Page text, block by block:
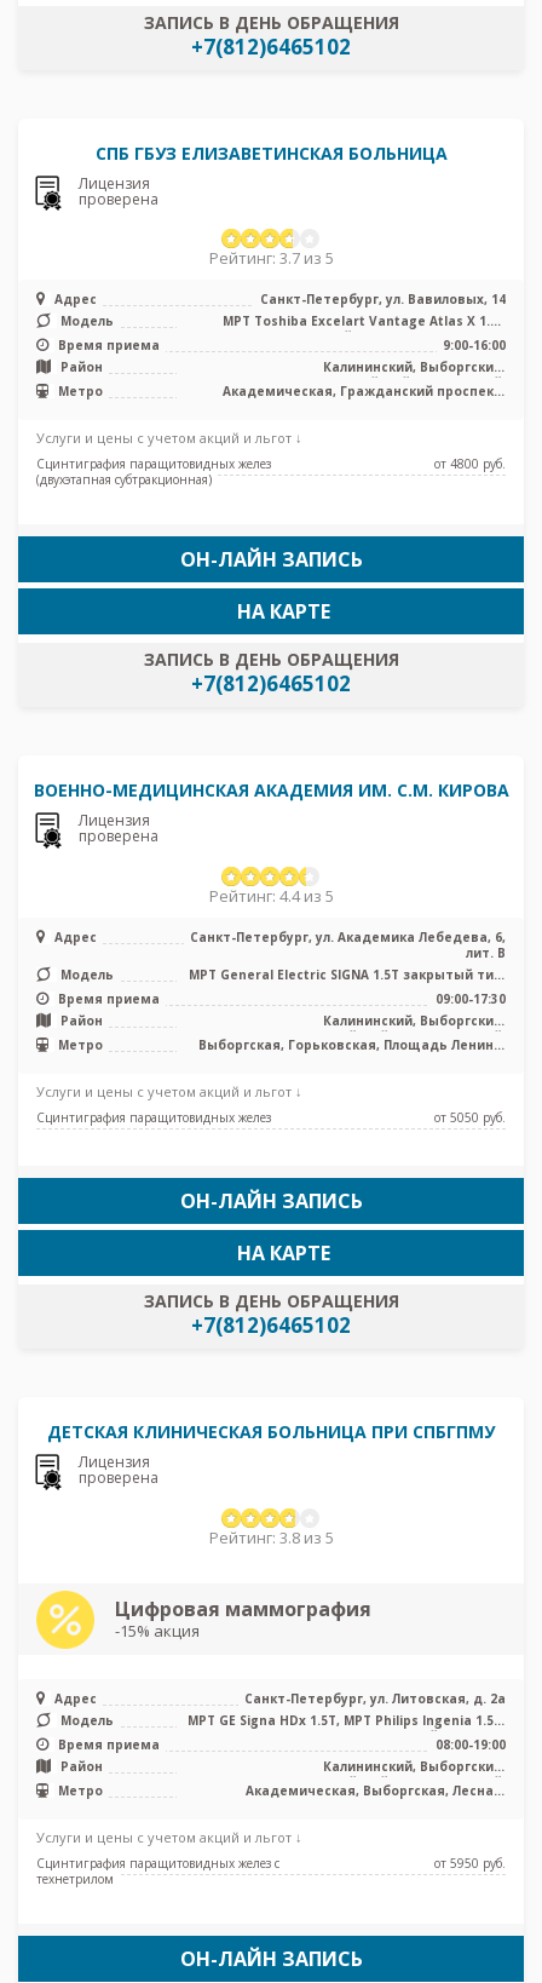
ЗАПИСЬ В ДЕНЬ ОБРАЩЕНИЯ
+7(812)6465102
СПБ ГБУЗ ЕЛИЗАВЕТИНСКАЯ БОЛЬНИЦА
Лицензия
проверена
Рейтинг: 3.7 из 5
Адрес
Санкт-Петербург, ул. Вавиловых, 14
Модель
МРТ Toshiba Excelart Vantage Atlas X 1.5T
закрытый тип, КТ Toshiba Aqu ...
Время приема
9:00-16:00
Район
Калининский, Выборгский,
Красногвардейский, Приморский,
Центральный
Метро
Академическая, Гражданский проспект,
Услуги и цены с учетом акций и льгот ↓
Сцинтиграфия паращитовидных желез
(двухэтапная субтракционная)
от 4800 pуб.
ОН-ЛАЙН ЗАПИСЬ
ЗАПИСЬ В ДЕНЬ ОБРАЩЕНИЯ
+7(812)6465102
НА КАРТЕ
ВОЕННО-МЕДИЦИНСКАЯ АКАДЕМИЯ ИМ. С.М. КИРОВА
Лицензия
проверена
Рейтинг: 4.4 из 5
Адрес
Санкт-Петербург, ул. Академика Лебедева, 6,
лит. В
Модель
МРТ General Electric SIGNA 1.5T закрытый тип,
КТ General Electric 16 с ...
Время приема
09:00-17:30
Район
Калининский, Выборгский,
Красногвардейский, Петроградский,
Центральный
Метро
Выборгская, Горьковская, Площадь Ленина,
Услуги и цены с учетом акций и льгот ↓
Сцинтиграфия паращитовидных желез от 5050 pуб.
ОН-ЛАЙН ЗАПИСЬ
ЗАПИСЬ В ДЕНЬ ОБРАЩЕНИЯ
+7(812)6465102
НА КАРТЕ
ДЕТСКАЯ КЛИНИЧЕСКАЯ БОЛЬНИЦА ПРИ СПБГПМУ
Лицензия
проверена
Рейтинг: 3.8 из 5
Цифровая маммография
-15% акция
Адрес
Санкт-Петербург, ул. Литовская, д. 2а
Модель
МРТ GЕ Signa HDx 1.5Т, МРТ Philips Ingenia 1.5 Т
Время приема
08:00-19:00
Район
Калининский, Выборгский,
Красногвардейский, Петроградский,
Приморский
Метро
Академическая, Выборгская, Лесная,
Услуги и цены с учетом акций и льгот ↓
Сцинтиграфия паращитовидных желез с
технетрилом
от 5950 pуб.
ОН-ЛАЙН ЗАПИСЬ